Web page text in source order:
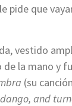
pide que
vestido
la mano y
(su
and